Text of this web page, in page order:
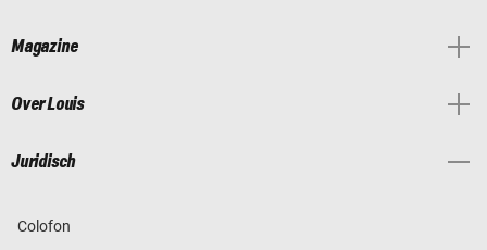
Magazine
Over Louis
Juridisch
Colofon